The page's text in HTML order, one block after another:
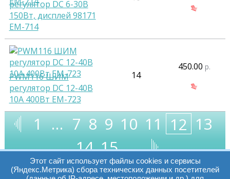
регулятор DC 6-30В
150Вт, дисплей 98171
EM-714
PWM116 ШИМ
регулятор DC 12-40В
10А 400Вт EM-723
14
450.00 р.
1 … 7 8 9 10 11 12 13
14 15 …
Этот сайт использует файлы cookies и сервисы
(Яндекс.Метрика) сбора технических данных посетителей